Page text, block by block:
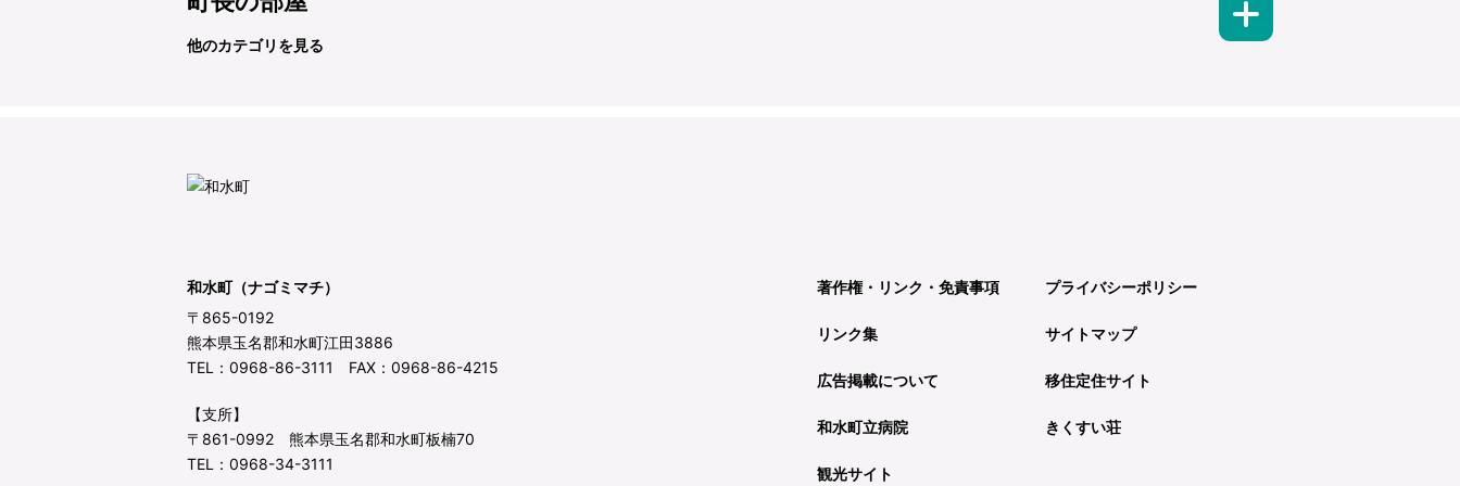
他のカテゴリを見る
和水町（ナゴミマチ）
〒865-0192
熊本県玉名郡和水町江田3886
TEL：0968-86-3111 FAX：0968-86-4215
【支所】
〒861-0992 熊本県玉名郡和水町板楠70
TEL：0968-34-3111
著作権・リンク・免責事項 プライバシーポリシー
リンク集 サイトマップ
広告掲載について 移住定住サイト
和水町立病院 きくすい荘
観光サイト